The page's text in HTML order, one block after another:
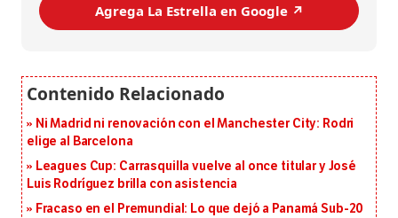
Agrega La Estrella en Google ↗️
Ni Madrid ni renovación con el Manchester City: Rodri
elige al Barcelona
Leagues Cup: Carrasquilla vuelve al once titular y José
Luis Rodríguez brilla con asistencia
Fracaso en el Premundial: Lo que dejó a Panamá Sub-20